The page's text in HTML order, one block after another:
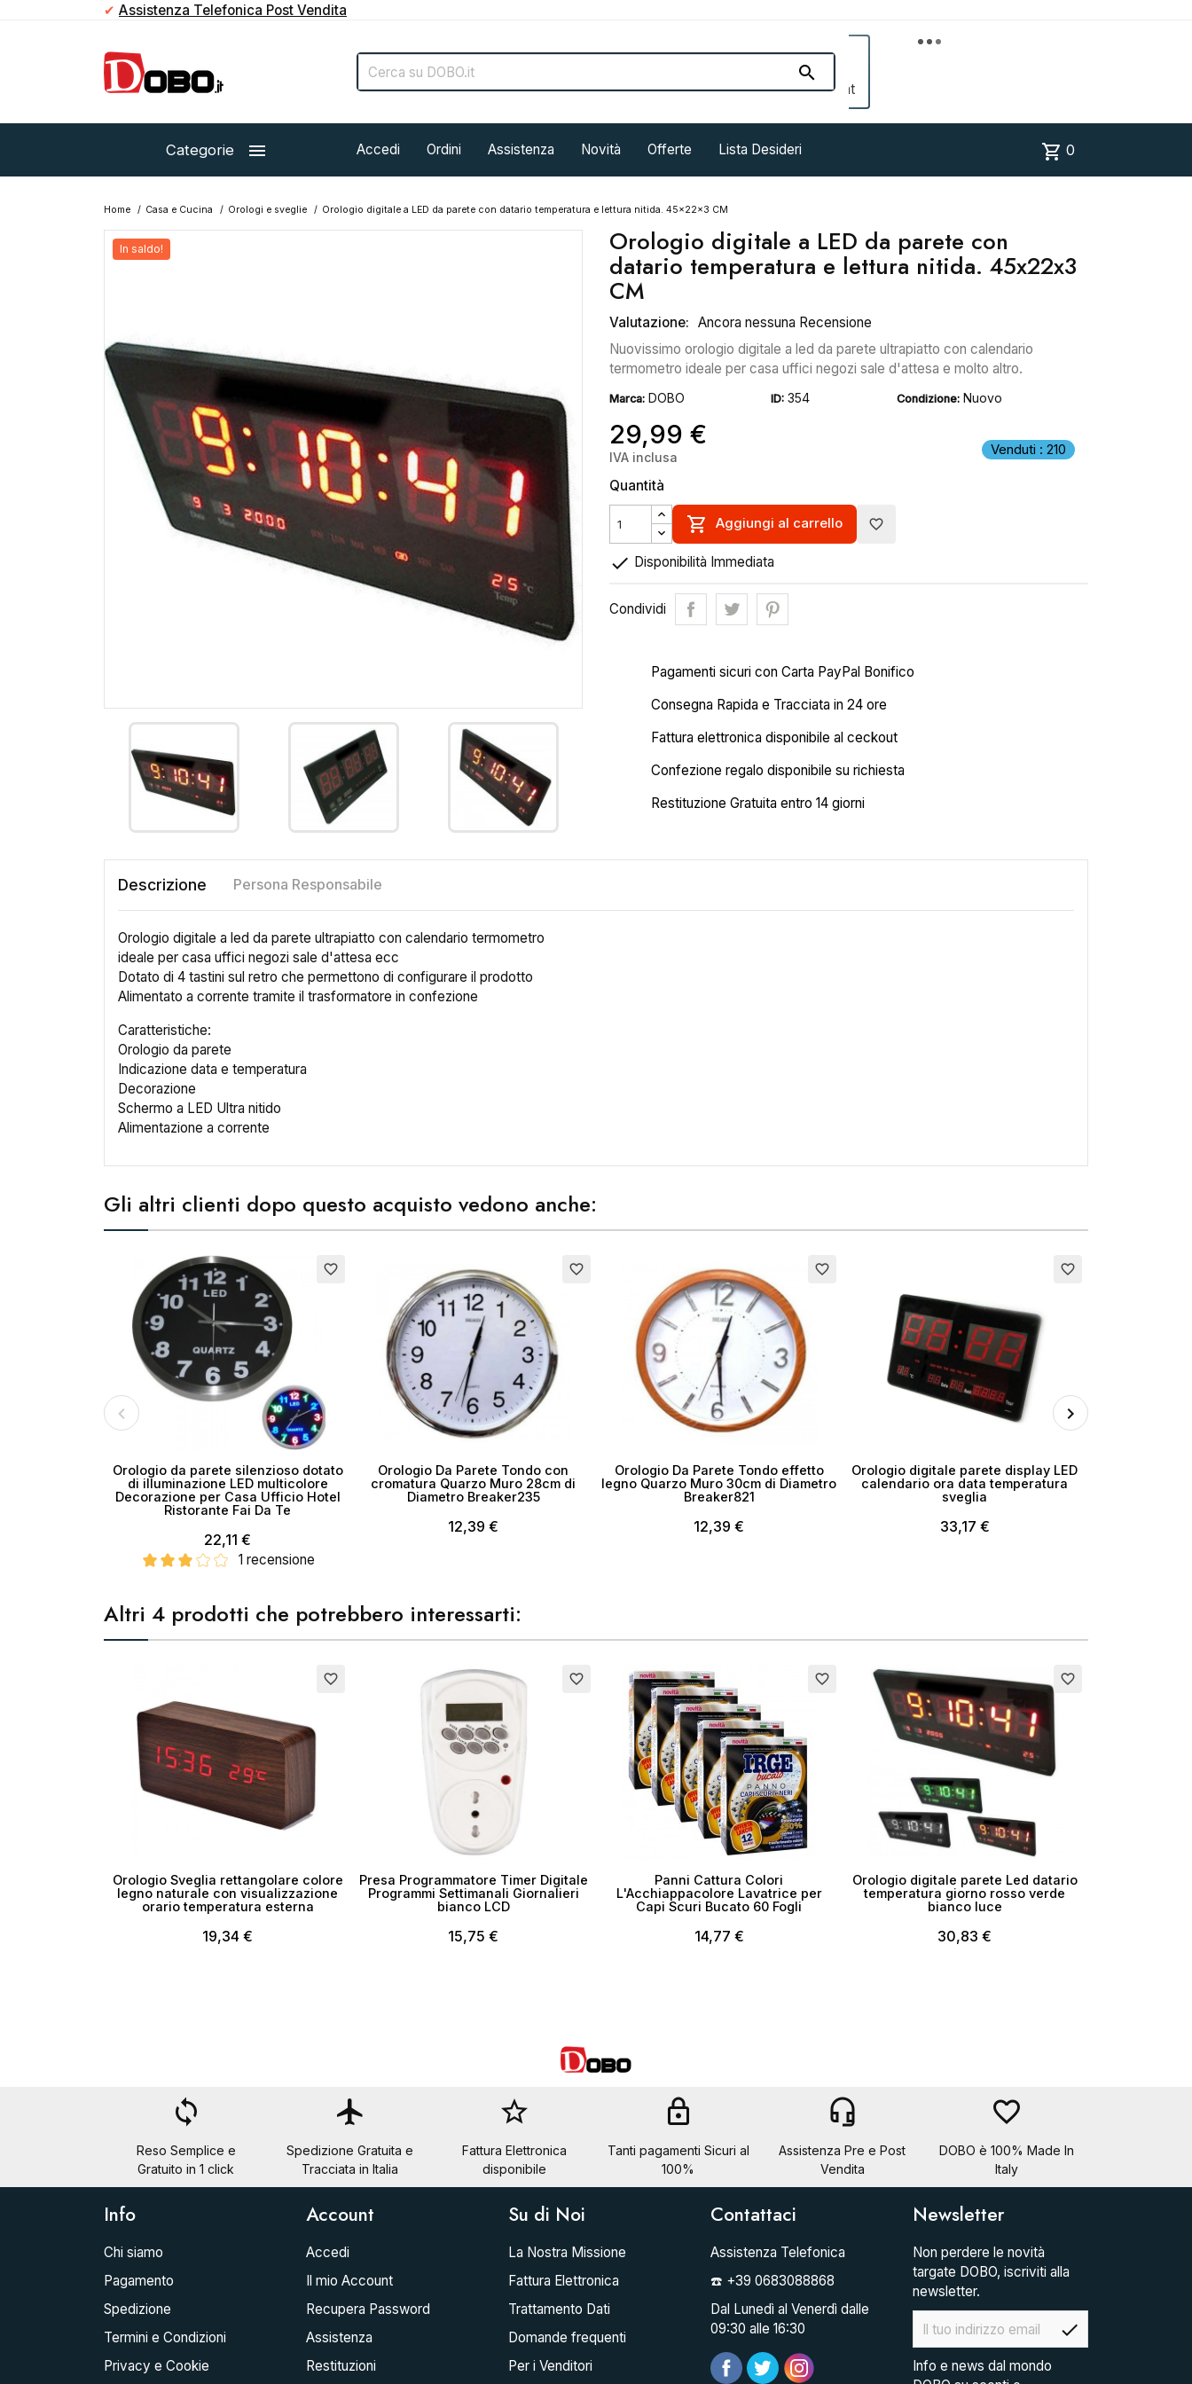
✔ Assistenza Telefonica Post Vendita


Account
Categorie  Accedi Ordini Assistenza Novità Offerte Lista Desideri shopping_cart 0
Home Casa e Cucina Orologi e sveglie Orologio digitale a LED da parete con datario temperatura e lettura nitida. 45x22x3 CM
In saldo! Orologio digitale a LED da parete con
datario temperatura e lettura nitida. 45x22x3
CM
Valutazione: Ancora nessuna Recensione
Nuovissimo orologio digitale a led da parete ultrapiatto con calendario
termometro ideale per casa uffici negozi sale d'attesa e molto altro.
Marca: DOBO ID: 354 Condizione: Nuovo
29,99 € Venduti : 210
IVA inclusa
Quantità
 Aggiungi al carrello favorite_border
 Disponibilità Immediata
Condividi
Pagamenti sicuri con Carta PayPal Bonifico
Consegna Rapida e Tracciata in 24 ore
Fattura elettronica disponibile al ceckout
Confezione regalo disponibile su richiesta
Restituzione Gratuita entro 14 giorni
Descrizione Persona Responsabile
Orologio digitale a led da parete ultrapiatto con calendario termometro
ideale per casa uffici negozi sale d'attesa ecc
Dotato di 4 tastini sul retro che permettono di configurare il prodotto
Alimentato a corrente tramite il trasformatore in confezione
Caratteristiche:
Orologio da parete
Indicazione data e temperatura
Decorazione
Schermo a LED Ultra nitido
Alimentazione a corrente
Gli altri clienti dopo questo acquisto vedono anche:
favorite_border
Orologio da parete silenzioso dotato
di illuminazione LED multicolore
Decorazione per Casa Ufficio Hotel
Ristorante Fai Da Te
22,11 €
1 recensione
favorite_border
Orologio Da Parete Tondo con
cromatura Quarzo Muro 28cm di
Diametro Breaker235
12,39 €
favorite_border
Orologio Da Parete Tondo effetto
legno Quarzo Muro 30cm di Diametro
Breaker821
12,39 €
favorite_border
Orologio digitale parete display LED
calendario ora data temperatura
sveglia
33,17 €
Altri 4 prodotti che potrebbero interessarti:
favorite_border
Orologio Sveglia rettangolare colore
legno naturale con visualizzazione
orario temperatura esterna
19,34 €
favorite_border
Presa Programmatore Timer Digitale
Programmi Settimanali Giornalieri
bianco LCD
15,75 €
favorite_border
Panni Cattura Colori
L'Acchiappacolore Lavatrice per
Capi Scuri Bucato 60 Fogli
14,77 €
favorite_border
Orologio digitale parete Led datario
temperatura giorno rosso verde
bianco luce
30,83 €
loop
Reso Semplice e
Gratuito in 1 click
flight
Spedizione Gratuita e
Tracciata in Italia
star_border
Fattura Elettronica
disponibile
lock
Tanti pagamenti Sicuri al
100%
headset_mic
Assistenza Pre e Post
Vendita
favorite_border
DOBO è 100% Made In
Italy
Info
Chi siamo
Pagamento
Spedizione
Termini e Condizioni
Privacy e Cookie
Account
Accedi
Il mio Account
Recupera Password
Assistenza
Restituzioni
Su di Noi
La Nostra Missione
Fattura Elettronica
Trattamento Dati
Domande frequenti
Per i Venditori
Contattaci
Assistenza Telefonica
☎️ +39 0683088868
Dal Lunedì al Venerdì dalle
09:30 alle 16:30
Newsletter
Non perdere le novità
targate DOBO, iscriviti alla
newsletter.
check
Info e news dal mondo
Crea lista dei desideri ×
Nome lista dei desideri
Crea lista dei desideri